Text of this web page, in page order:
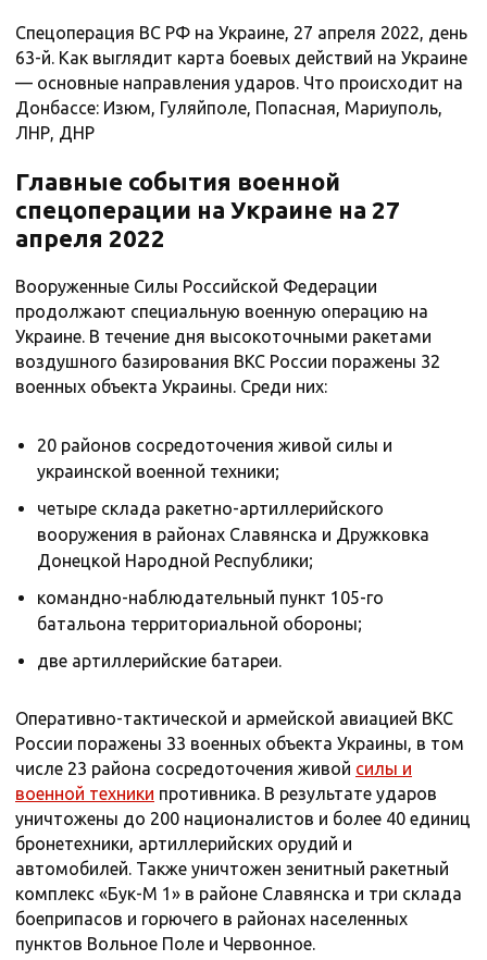
Спецоперация ВС РФ на Украине, 27 апреля 2022, день
63-й. Как выглядит карта боевых действий на Украине
— основные направления ударов. Что происходит на
Донбассе: Изюм, Гуляйполе, Попасная, Мариуполь,
ЛНР, ДНР
Главные события военной
спецоперации на Украине на 27
апреля 2022
Вооруженные Силы Российской Федерации
продолжают специальную военную операцию на
Украине. В течение дня высокоточными ракетами
воздушного базирования ВКС России поражены 32
военных объекта Украины. Среди них:
20 районов сосредоточения живой силы и
украинской военной техники;
четыре склада ракетно-артиллерийского
вооружения в районах Славянска и Дружковка
Донецкой Народной Республики;
командно-наблюдательный пункт 105-го
батальона территориальной обороны;
две артиллерийские батареи.
Оперативно-тактической и армейской авиацией ВКС
России поражены 33 военных объекта Украины, в том
числе 23 района сосредоточения живой силы и
военной техники противника. В результате ударов
уничтожены до 200 националистов и более 40 единиц
бронетехники, артиллерийских орудий и
автомобилей. Также уничтожен зенитный ракетный
комплекс «Бук-М 1» в районе Славянска и три склада
боеприпасов и горючего в районах населенных
пунктов Вольное Поле и Червонное.